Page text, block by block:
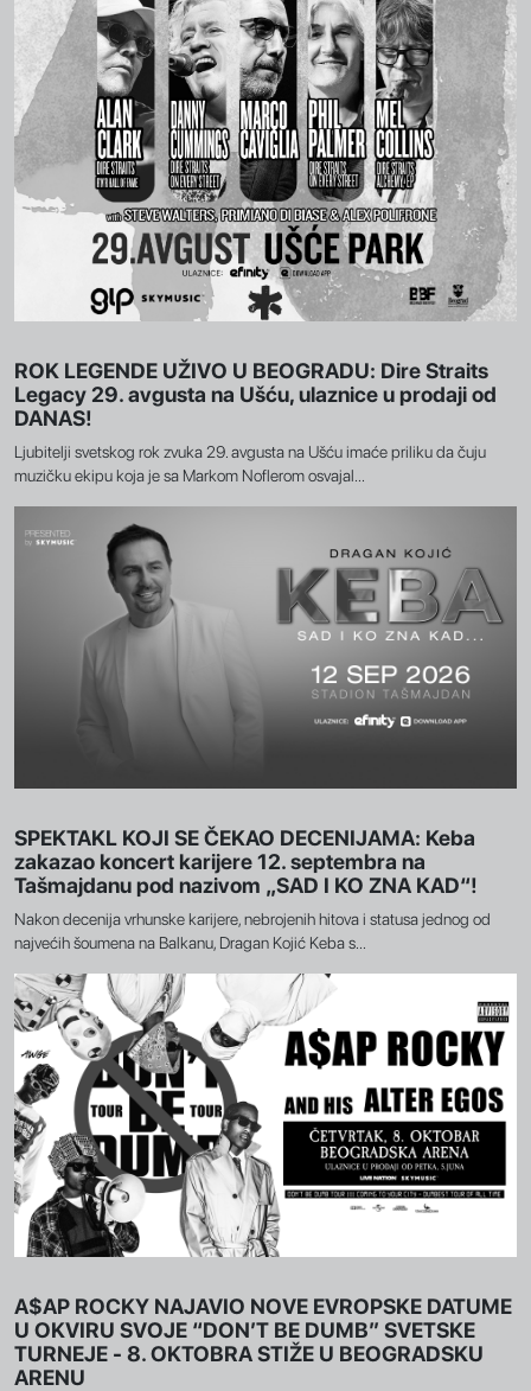
ROK LEGENDE UŽIVO U BEOGRADU: Dire Straits
Legacy 29. avgusta na Ušću, ulaznice u prodaji od
DANAS!
Ljubitelji svetskog rok zvuka 29. avgusta na Ušću imaće priliku da čuju
muzičku ekipu koja je sa Markom Noflerom osvajal...
SPEKTAKL KOJI SE ČEKAO DECENIJAMA: Keba
zakazao koncert karijere 12. septembra na
Tašmajdanu pod nazivom „SAD I KO ZNA KAD“!
Nakon decenija vrhunske karijere, nebrojenih hitova i statusa jednog od
najvećih šoumena na Balkanu, Dragan Kojić Keba s...
A$AP ROCKY NAJAVIO NOVE EVROPSKE DATUME
U OKVIRU SVOJE “DON’T BE DUMB” SVETSKE
TURNEJE - 8. OKTOBRA STIŽE U BEOGRADSKU
ARENU